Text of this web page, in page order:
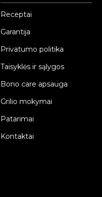
Receptai
Garantija
Privatumo politika
Taisyklės ir sąlygos
Bono care apsauga
Grilio mokymai
Patarimai
Kontaktai